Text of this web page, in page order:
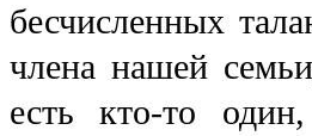
бесчисленных
члена нашей
есть кто-то